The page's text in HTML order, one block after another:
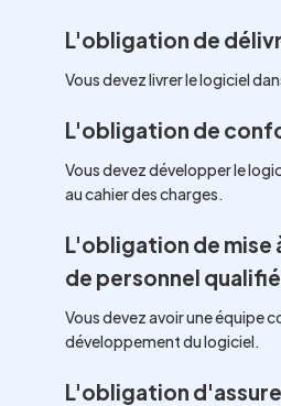
L'obligation de
Vous devez livrer le logiciel
L'obligation de
Vous devez développer le
au cahier des charges.
L'obligation de mise
de personnel
Vous devez avoir une équipe
développement du logiciel.
L'obligation